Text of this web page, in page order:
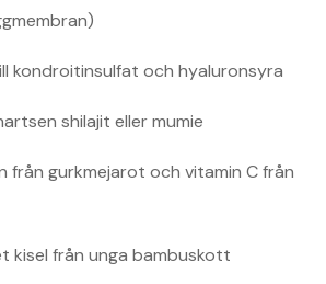
kondroitinsulfat och hyaluronsyra
shilajit eller mumie
från gurkmejarot och vitamin C från
kisel från unga bambuskott